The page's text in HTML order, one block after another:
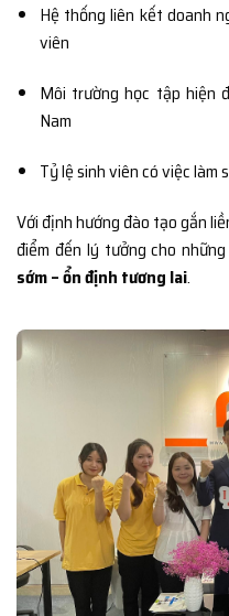
Hệ thống liên kết doanh
viên
Môi trường học tập hiện
Nam
Tỷ lệ sinh viên có việc làm
Với định hướng đào tạo gắn
điểm đến lý tưởng cho
sớm – ổn định tương lai.